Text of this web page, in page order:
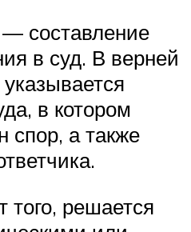
составление
в суд. В верней
в котором
спор, а также
того, решается